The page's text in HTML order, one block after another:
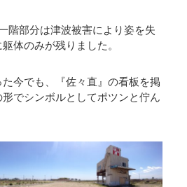
階部分は津波被害により姿を失
体のみが残りました。
今でも、『佐々直』の看板を掲
でシンボルとしてポツンと佇ん